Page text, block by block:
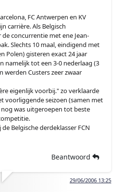
FC Antwerpen en KV
carrière. Als Belgisch
concurrentie met ene Jean-
Slechts 10 maal, eindigend met
Polen) gisteren exact 24 jaar
namelijk tot een 3-0 nederlaag (3
werden Custers zeer zwaar
eigenlijk voorbij." zo verklaarde
voorliggende seizoen (samen met
nog was uitgeroepen tot beste
Belgische derdeklasser FCN
Beantwoord
29/06/2006 13:25